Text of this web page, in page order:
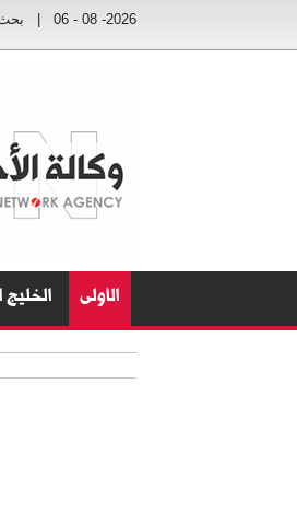
2026- 08 - 06 بحث
الأولى الخليج